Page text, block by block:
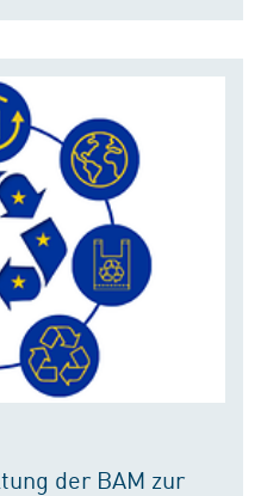
der BAM zur